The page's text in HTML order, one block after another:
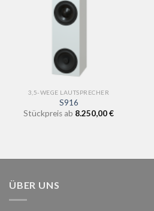
3,5-WEGE LAUTSPRECHER
S916
Stückpreis ab 8.250,00€
ÜBER UNS